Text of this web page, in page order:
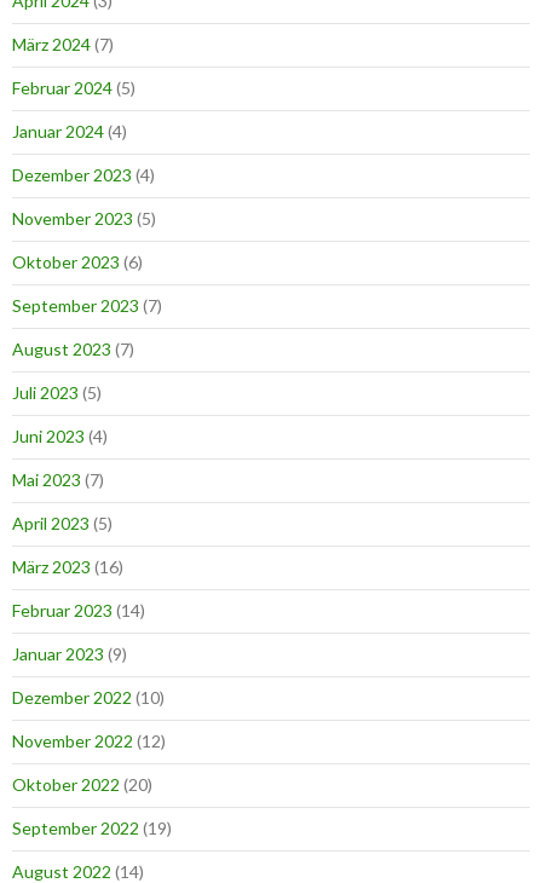
März 2024(7)
Februar 2024(5)
Januar 2024(4)
Dezember 2023 (4)
November 2023 (5)
Oktober 2023 (6)
September 2023 (7)
August 2023 (7)
Juli 2023 (5)
Juni 2023 (4)
Mai 2023 (7)
April 2023 (5)
März 2023 (16)
Februar 2023 (14)
Januar 2023 (9)
Dezember 2022 (10)
November 2022 (12)
Oktober 2022 (20)
September 2022 (19)
August 2022 (14)